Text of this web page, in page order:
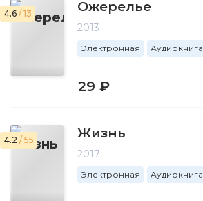
4.6 / 13 Ожерелье
2013
Электронная Аудиокнига
29 ₽
4.2 / 55 Жизнь
2017
Электронная Аудиокнига